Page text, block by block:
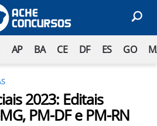
AP BA CE DF ES GO
2023: Editais
PM-DF e PM-RN